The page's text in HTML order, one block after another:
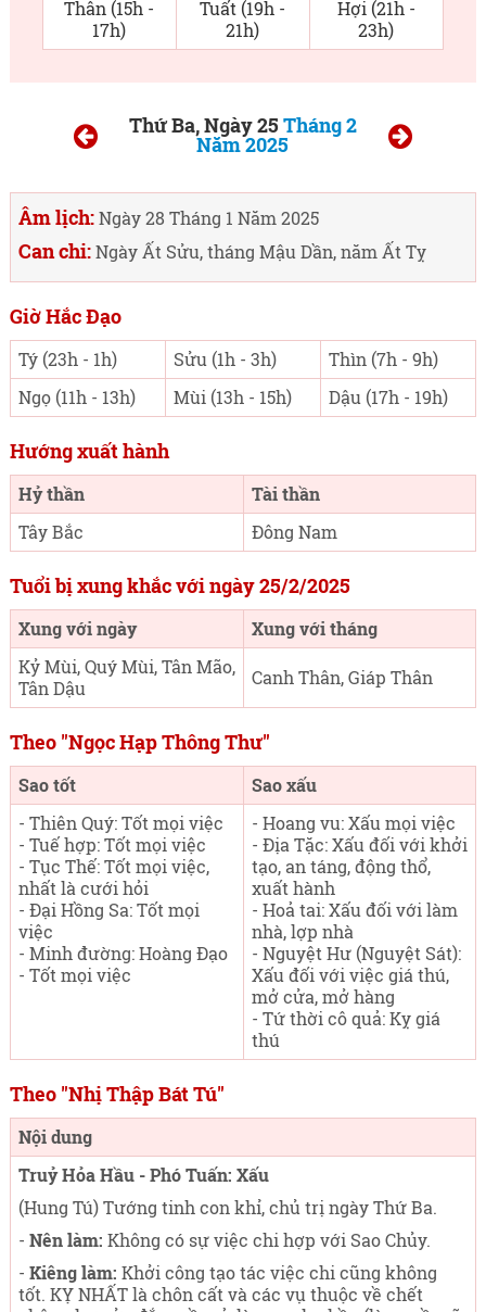
Thân (15h -
17h)
Tuất (19h -
21h)
Hợi (21h -
23h)
Thứ Ba, Ngày 25 Tháng 2
Năm 2025
Âm lịch:Ngày 28 Tháng 1 Năm 2025
Can chi:Ngày Ất Sửu, tháng Mậu Dần, năm Ất Tỵ
Giờ Hắc Đạo
Tý (23h - 1h) Sửu (1h - 3h)
Thìn (7h - 9h)
Ngọ (11h - 13h)
Mùi (13h - 15h) Dậu (17h - 19h)
Hướng xuất hành
Hỷ thần
Tài thần
Tây Bắc
Đông Nam
Tuổi bị xung khắc với ngày 25/2/2025
Xung với ngày
Xung với tháng
Kỷ Mùi, Quý Mùi, Tân Mão,
Tân Dậu
Canh Thân, Giáp Thân
Theo "Ngọc Hạp Thông Thư"
Sao tốt
Sao xấu
- Thiên Quý: Tốt mọi việc
- Tuế hợp: Tốt mọi việc
- Tục Thế: Tốt mọi việc,
nhất là cưới hỏi
- Đại Hồng Sa: Tốt mọi
việc
- Minh đường: Hoàng Đạo
- Tốt mọi việc
- Hoang vu: Xấu mọi việc
- Địa Tặc: Xấu đối với khởi
tạo, an táng, động thổ,
xuất hành
- Hoả tai: Xấu đối với làm
nhà, lợp nhà
- Nguyệt Hư (Nguyệt Sát):
Xấu đối với việc giá thú,
mở cửa, mở hàng
- Tứ thời cô quả: Kỵ giá
thú
Theo "Nhị Thập Bát Tú"
Nội dung
Truỷ Hỏa Hầu - Phó Tuấn: Xấu
(Hung Tú) Tướng tinh con khỉ, chủ trị ngày Thứ Ba.
- Nên làm: Không có sự việc chi hợp với Sao Chủy.
- Kiêng làm: Khởi công tạo tác việc chi cũng không
tốt. KỴ NHẤT là chôn cất và các vụ thuộc về chết